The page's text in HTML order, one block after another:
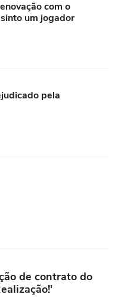
com o
um jogador
pela
de contrato do